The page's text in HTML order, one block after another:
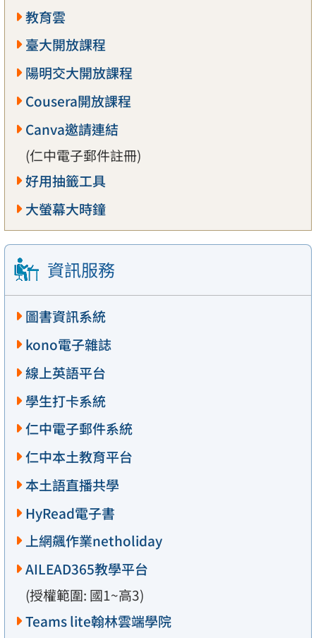
教育雲
臺大開放課程
陽明交大開放課程
Cousera開放課程
Canva邀請連結
(仁中電子郵件註冊)
好用抽籤工具
大螢幕大時鐘
資訊服務
圖書資訊系統
kono電子雜誌
線上英語平台
學生打卡系統
仁中電子郵件系統
仁中本土教育平台
本土語直播共學
HyRead電子書
上網飆作業netholiday
AILEAD365教學平台
(授權範圍: 國1~高3)
Teams lite翰林雲端學院